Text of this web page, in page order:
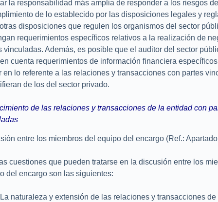
la responsabilidad más amplia de responder a los riesgos de
de lo establecido por las disposiciones legales y
disposiciones que regulen los organismos del sector
requerimientos específicos relativos a la realización de
vinculadas. Además, es posible que el auditor del sector
cuenta requerimientos de información financiera
en lo referente a las relaciones y transacciones con partes
de los del sector privado.
de las relaciones y transacciones de la entidad con
entre los miembros del equipo del encargo (Ref.:
cuestiones que pueden tratarse en la discusión entre los
del encargo son las siguientes:
La naturaleza y extensión de las relaciones y transacciones